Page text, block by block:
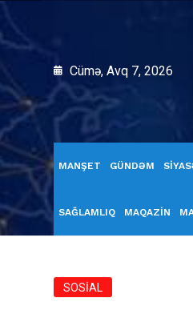
Cümə, Avq 7, 2026
MANŞET GÜNDƏM
SAĞLAMLIQ MAQAZİN
SOSİAL